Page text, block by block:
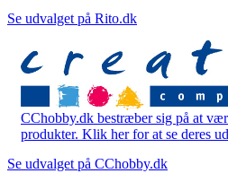
Se udvalget på Rito.dk
CChobby.dk bestræber sig på at
produkter. Klik her for at se deres
Se udvalget på CChobby.dk